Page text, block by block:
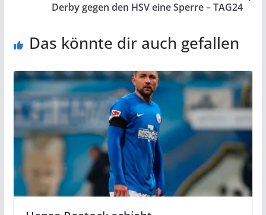
Derby gegen den HSV eine Sperre – TAG24
Das könnte dir auch gefallen